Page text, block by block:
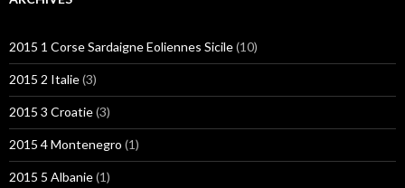
2015 1 Corse Sardaigne Eoliennes Sicile(10)
2015 2 Italie(3)
2015 3 Croatie(3)
2015 4 Montenegro (1)
2015 5 Albanie(1)